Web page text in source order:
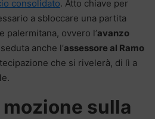
consolidato. Atto chiave per
a sbloccare una partita
palermitana, ovvero l’avanzo
anche l’assessore al Ramo
che si rivelerà, di lì a
mozione sulla